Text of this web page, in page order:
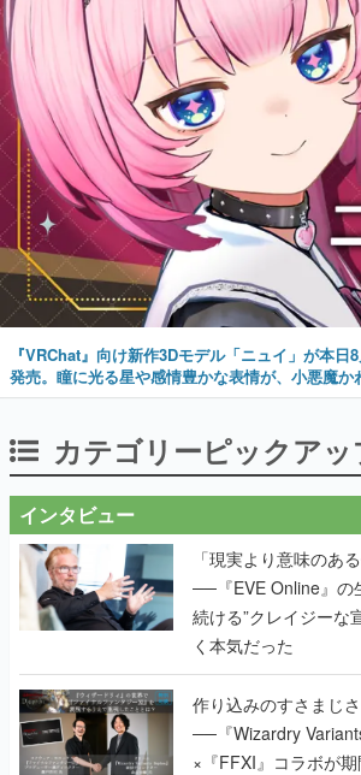
『VRChat』向け新作3Dモデル「ニュイ」が本日
発売。瞳に光る星や感情豊かな表情が、小悪魔か
カテゴリーピックアッ
インタビュー
「現実より意味のあ
──『EVE Online』の
続ける”クレイジーな
く本気だった
作り込みのすさまじ
──『Wizardry
×『FFXI』コラボが